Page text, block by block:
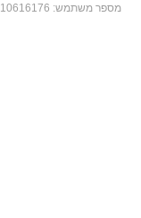
מספר משתמש: 10616176